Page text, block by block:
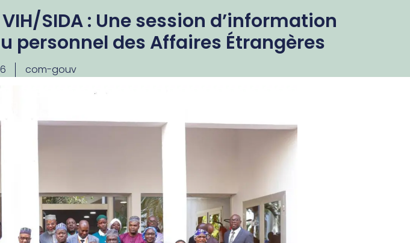
SIDA : Une session d’information
personnel des Affaires Étrangères
com-gouv